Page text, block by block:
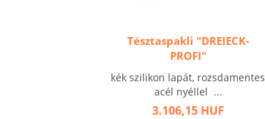
Tésztaspakli "DREIECK-
PROFI"
kék szilikon lapát, rozsdamentes
acél nyéllel ...
3.106,15 HUF